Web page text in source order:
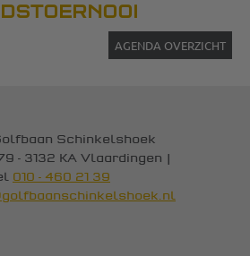
AGENDA OVERZICHT
Schinkelshoek
- 3132 KA Vlaardingen |
010 - 460 21 39